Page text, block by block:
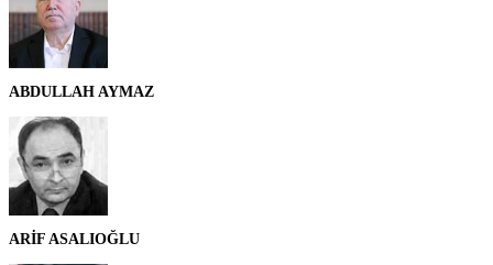
ABDULLAH AYMAZ
ARİF ASALIOĞLU